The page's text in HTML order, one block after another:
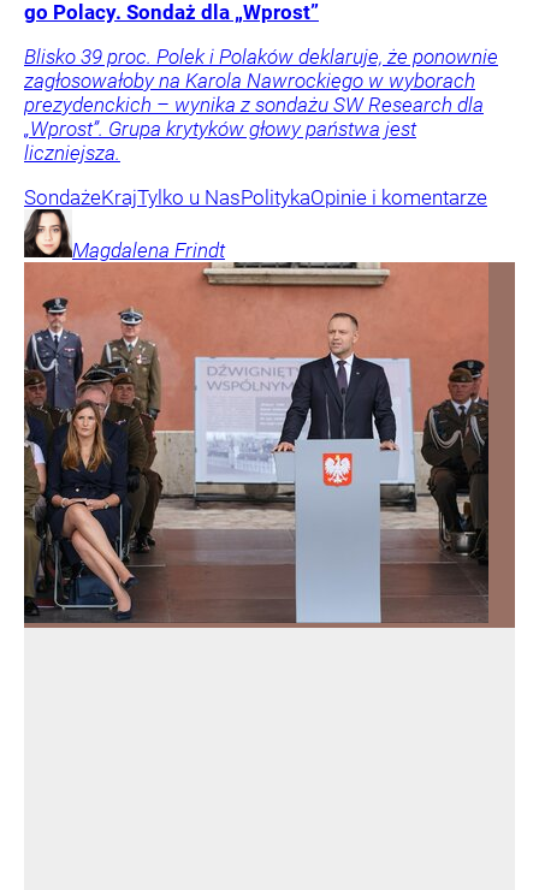
go Polacy. Sondaż dla „Wprost”
Blisko 39 proc. Polek i Polaków deklaruje, że ponownie
zagłosowałoby na Karola Nawrockiego w wyborach
prezydenckich – wynika z sondażu SW Research dla
„Wprost”. Grupa krytyków głowy państwa jest
liczniejsza.
SondażeKrajTylko u NasPolitykaOpinie i komentarze
Magdalena Frindt